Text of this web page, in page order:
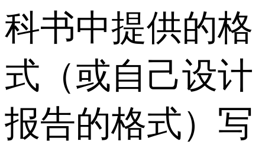
科书中提供的格
式（或自己设计
报告的格式）写